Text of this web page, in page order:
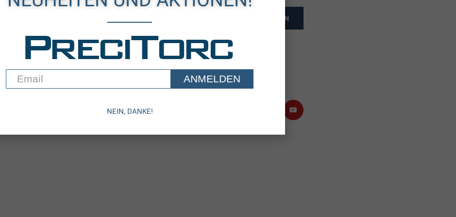
Ko-ken
ANMELDEN
Let's Save The World TogetherANMELDEN
NEIN, DANKE!